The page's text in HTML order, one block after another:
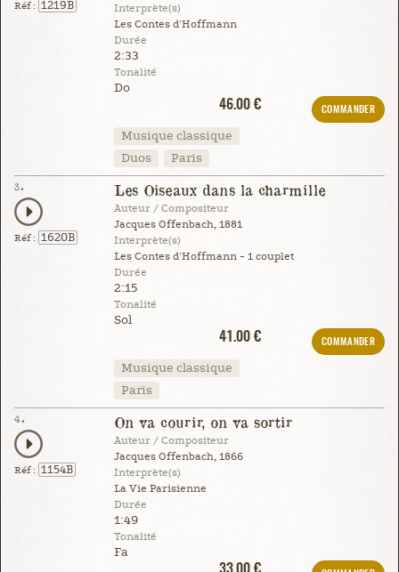
Réf : 1219B
Interprète(s)
Les Contes d'Hoffmann
Durée
2:33
Tonalité
Do
46.00 €
COMMANDER
Musique classique
Duos
Paris
3.
Réf : 1620B
Les Oiseaux dans la charmille
Auteur / Compositeur
Jacques Offenbach, 1881
Interprète(s)
Les Contes d'Hoffmann - 1 couplet
Durée
2:15
Tonalité
Sol
41.00 €
COMMANDER
Musique classique
Paris
4.
Réf : 1154B
On va courir, on va sortir
Auteur / Compositeur
Jacques Offenbach, 1866
Interprète(s)
La Vie Parisienne
Durée
1:49
Tonalité
Fa
33.00 €